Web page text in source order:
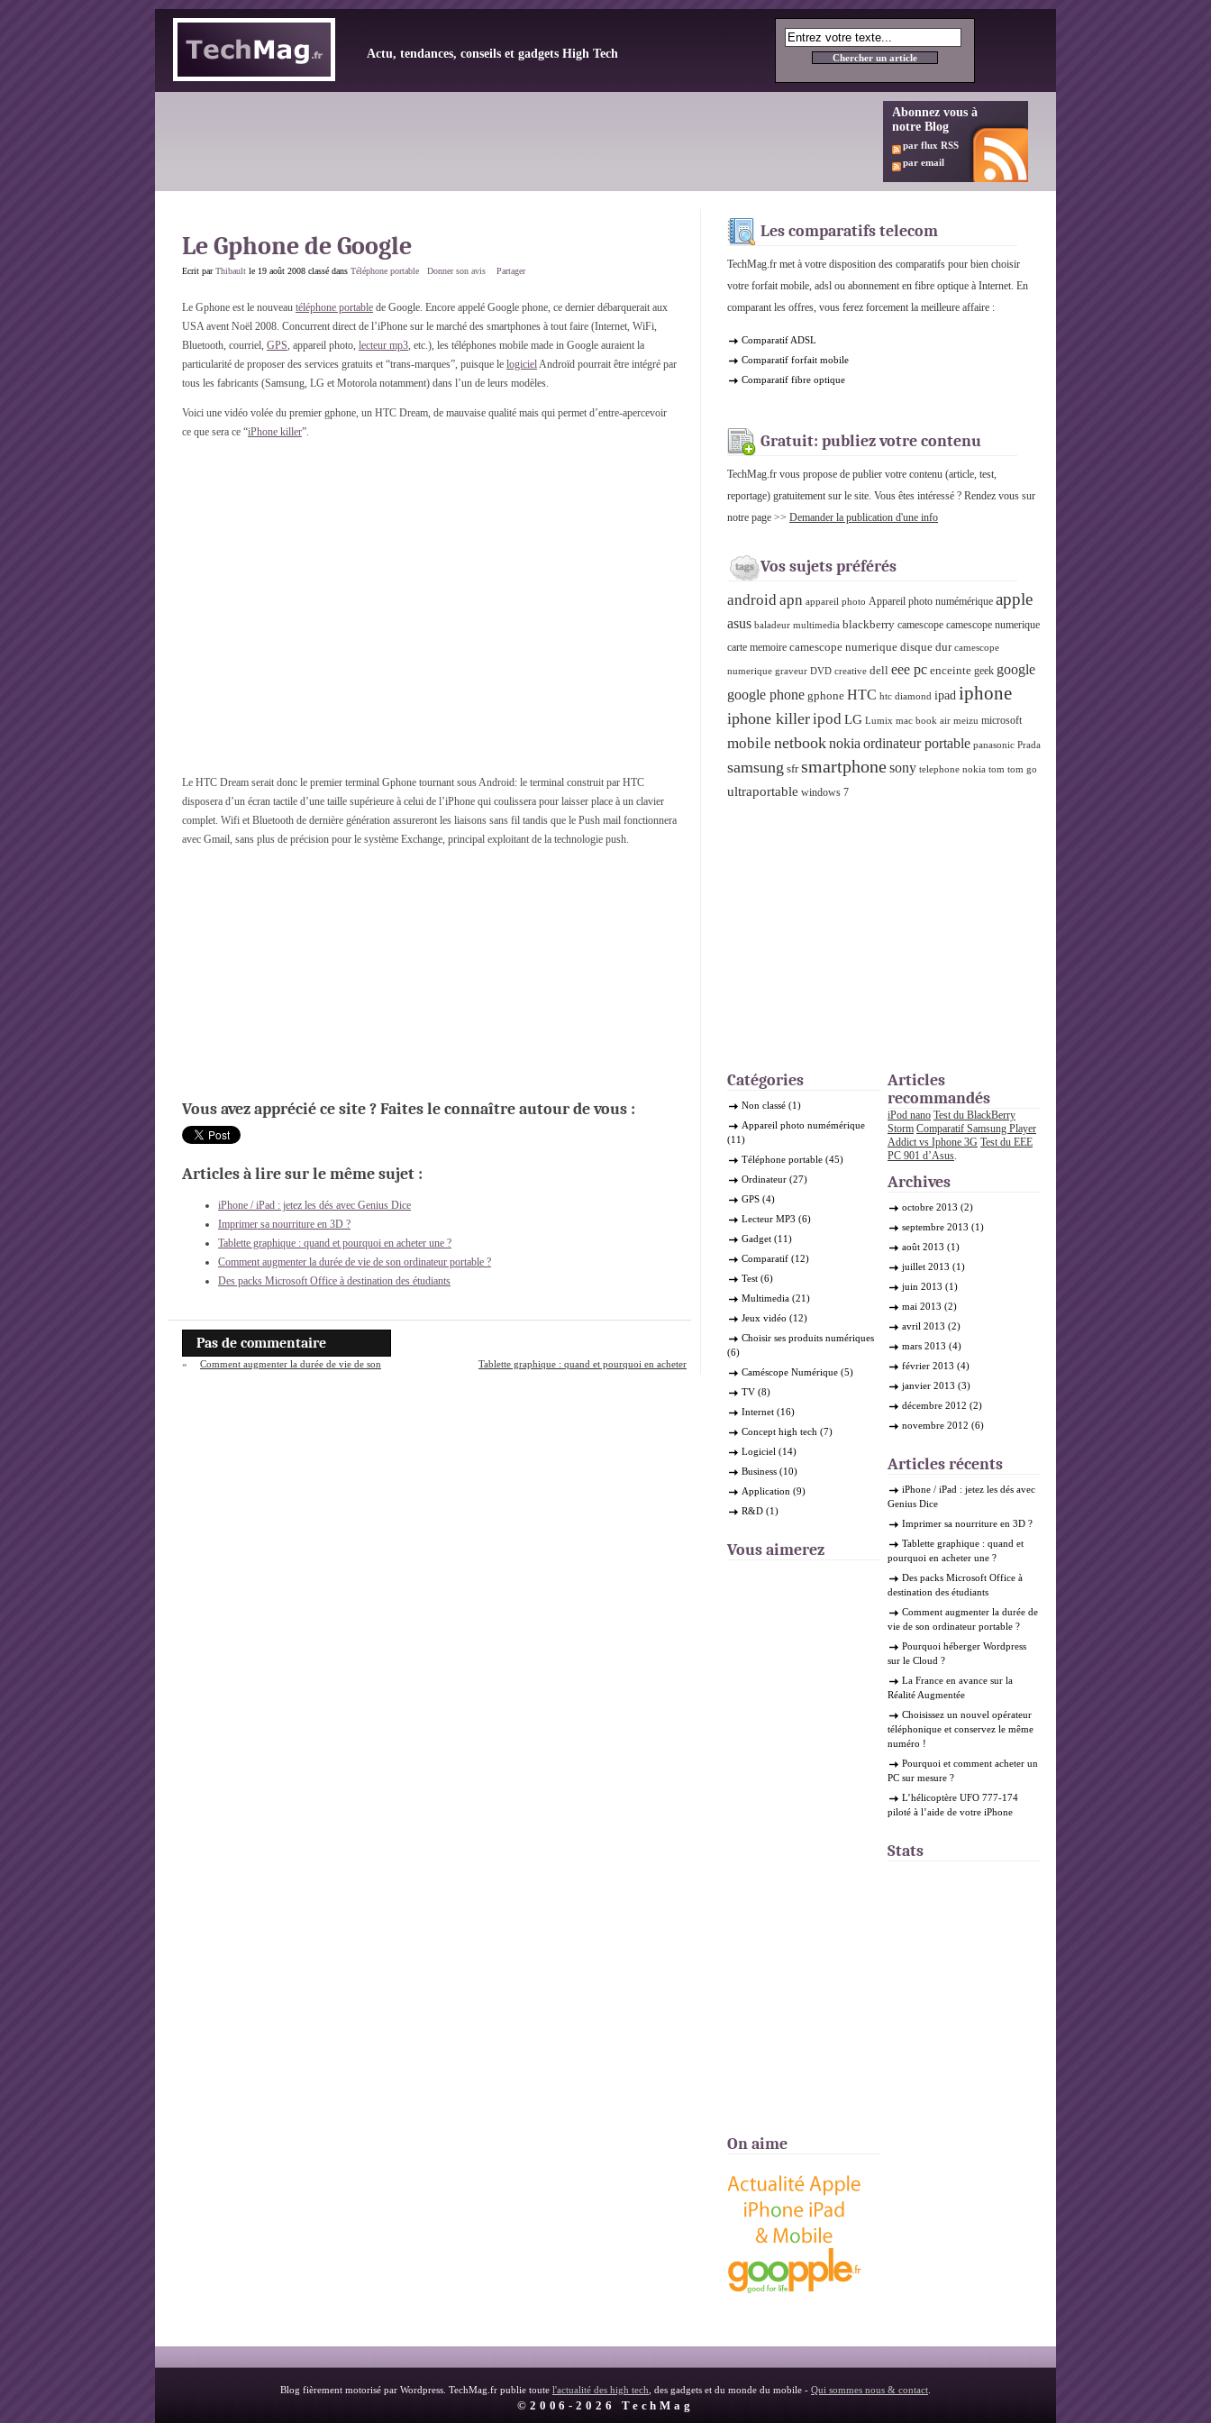
Actu, tendances, conseils et gadgets High Tech
Abonnez vous à
notre Blog
par flux RSS
par email
Le Gphone de Google
Ecrit parThibault le 19 août 2008 classé dans Téléphone portable Donner son avis Partager
Le Gphone est le nouveau téléphone portable de Google. Encore appelé Google phone, ce dernier débarquerait aux
USA avent Noël 2008. Concurrent direct de l’iPhone sur le marché des smartphones à tout faire (Internet, WiFi,
Bluetooth, courriel, GPS, appareil photo, lecteur mp3, etc.), les téléphones mobile made in Google auraient la
particularité de proposer des services gratuits et “trans-marques”, puisque le logicielAndroïd pourrait être intégré par
tous les fabricants (Samsung, LG et Motorola notamment) dans l’un de leurs modèles.
Voici une vidéo volée du premier gphone, un HTC Dream, de mauvaise qualité mais qui permet d’entre-apercevoir
ce que sera ce “iPhone killer”.
Le HTC Dream serait donc le premier terminal Gphone tournant sous Android: le terminal construit par HTC
disposera d’un écran tactile d’une taille supérieure à celui de l’iPhone qui coulissera pour laisser place à un clavier
complet. Wifi et Bluetooth de dernière génération assureront les liaisons sans fil tandis que le Push mail fonctionnera
avec Gmail, sans plus de précision pour le système Exchange, principal exploitant de la technologie push.
Vous avez apprécié ce site ? Faites le connaître autour de vous :
Articles à lire sur le même sujet :
iPhone / iPad : jetez les dés avec Genius Dice
Imprimer sa nourriture en 3D ?
Tablette graphique : quand et pourquoi en acheter une ?
Comment augmenter la durée de vie de son ordinateur portable ?
Des packs Microsoft Office à destination des étudiants
Pas de commentaire
«
Comment augmenter la durée de vie de son
Tablette graphique : quand et pourquoi en acheter
Les comparatifs telecom
TechMag.fr met à votre disposition des comparatifs pour bien choisir
votre forfait mobile, adsl ou abonnement en fibre optique à Internet. En
comparant les offres, vous ferez forcement la meilleure affaire :
Comparatif ADSL
Comparatif forfait mobile
Comparatif fibre optique
Gratuit: publiez votre contenu
TechMag.fr vous propose de publier votre contenu (article, test,
reportage) gratuitement sur le site. Vous êtes intéressé ? Rendez vous sur
notre page >> Demander la publication d'une info
Vos sujets préférés
androidapn appareil photo Appareil photo numémérique apple
asus baladeur multimedia blackberry camescope camescope numerique
carte memoire camescope numerique disque dur camescope
numerique graveur DVD creative dell eee pc enceinte geek google
google phone gphone HTC htc diamond ipad iphone
iphone killeripodLG Lumix mac book air meizu microsoft
mobile netbooknokiaordinateur portable panasonic Prada
samsung sfr smartphonesony telephone nokia tom tom go
ultraportable windows 7
Catégories
Non classé (1)
Appareil photo numémérique
(11)
Téléphone portable (45)
Ordinateur (27)
GPS (4)
Lecteur MP3 (6)
Gadget (11)
Comparatif (12)
Test (6)
Multimedia (21)
Jeux vidéo (12)
Choisir ses produits numériques
(6)
Caméscope Numérique (5)
TV (8)
Internet (16)
Concept high tech (7)
Logiciel (14)
Business (10)
Application (9)
R&D (1)
Vous aimerez
On aime
Articles
recommandés
iPod nano Test du BlackBerry
Storm Comparatif Samsung Player
Addict vs Iphone 3G Test du EEE
PC 901 d’Asus.
Archives
octobre 2013 (2)
septembre 2013 (1)
août 2013 (1)
juillet 2013 (1)
juin 2013 (1)
mai 2013 (2)
avril 2013 (2)
mars 2013 (4)
février 2013 (4)
janvier 2013 (3)
décembre 2012 (2)
novembre 2012 (6)
Articles récents
iPhone / iPad : jetez les dés avec
Genius Dice
Imprimer sa nourriture en 3D ?
Tablette graphique : quand et
pourquoi en acheter une ?
Des packs Microsoft Office à
destination des étudiants
Comment augmenter la durée de
vie de son ordinateur portable ?
Pourquoi héberger Wordpress
sur le Cloud ?
La France en avance sur la
Réalité Augmentée
Choisissez un nouvel opérateur
téléphonique et conservez le même
numéro !
Pourquoi et comment acheter un
PC sur mesure ?
L’hélicoptère UFO 777-174
piloté à l’aide de votre iPhone
Stats
Blog fièrement motorisé par Wordpress. TechMag.fr publie toute l'actualité des high tech , des gadgets et du monde du mobile - Qui sommes nous & contact
©2006-2026 TechMag